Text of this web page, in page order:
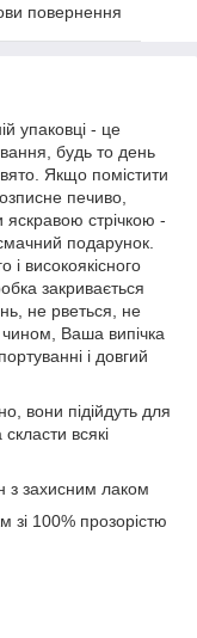
повернення
упаковці - це
будь то день
Якщо помістити
печиво,
яскравою стрічкою -
подарунок.
і високоякісного
закривається
не рветься, не
Ваша випічка
і довгий
вони підійдуть для
всякі
з захисним лаком
зі 100% прозорістю